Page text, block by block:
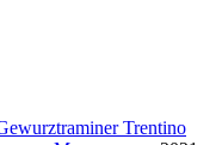
Trentino